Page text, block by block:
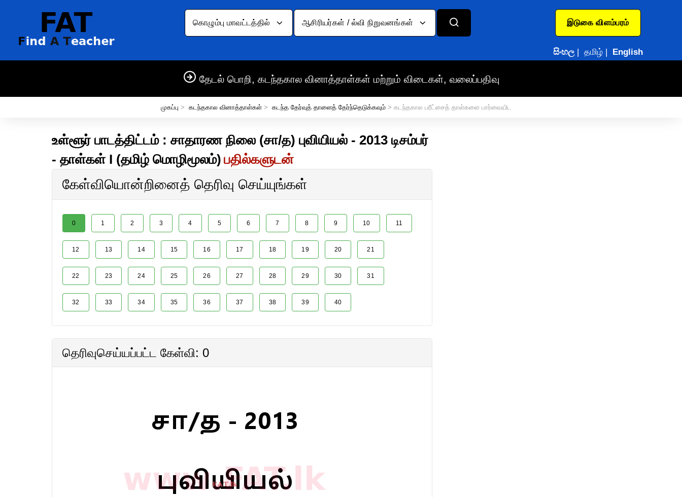
கொழும்பு மாவட்டத்தில் ஆசிரியர்கள் / ல்வி நிறுவனங்கள் இடுகை விளம்பரம்
සිංහල|தமிழ் | English
தேடல் பொறி, கடந்தகால வினாத்தாள்கள் மற்றும் விடைகள், வலைப்பதிவு
முகப்பு > கடந்தகால வினாத்தாள்கள்> கடந்த தேர்வுத் தாளைத் தேர்ந்தெடுக்கவும்> கடந்தகால பரீட்சைத் தாள்களை பார்வையிட
உள்ளூர் பாடத்திட்டம் : சாதாரண நிலை (சா/த) புவியியல் - 2013 டிசம்பர்
- தாள்கள் I (தமிழ் மொழிமூலம்) பதில்களுடன்
கேள்வியொன்றினைத் தெரிவு செய்யுங்கள்
0 1 2 3 4 5 6 7 8 9 10 11
12 13 14 15 16 17 18 19 20 21
22 23 24 25 26 27 28 29 30 31
32 33 34 35 36 37 38 39 40
தெரிவுசெய்யப்பட்ட கேள்வி: 0